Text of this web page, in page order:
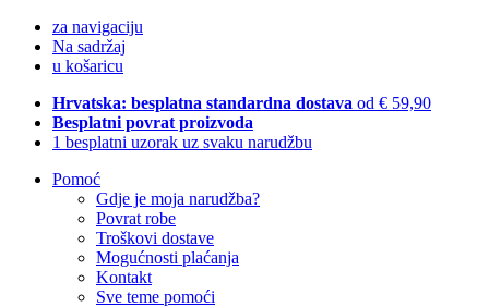
za navigaciju
Na sadržaj
u košaricu
Hrvatska: besplatna standardna dostava od € 59,90
Besplatni povrat proizvoda
1 besplatni uzorak uz svaku narudžbu
Pomoć
Gdje je moja narudžba?
Povrat robe
Troškovi dostave
Mogućnosti plaćanja
Kontakt
Sve teme pomoći